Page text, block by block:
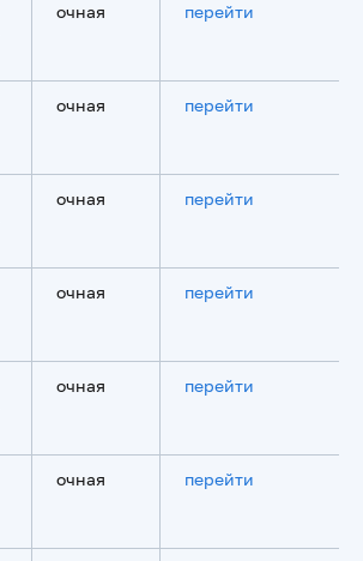
очная перейти
очная перейти
очная перейти
очная перейти
очная перейти
очная перейти